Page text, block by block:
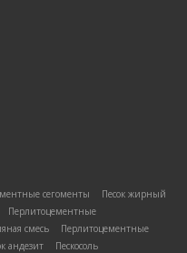
сегоменты
Песок жирный
Перлитоцементные
смесь
Перлитоцементные
андезит Пескосоль